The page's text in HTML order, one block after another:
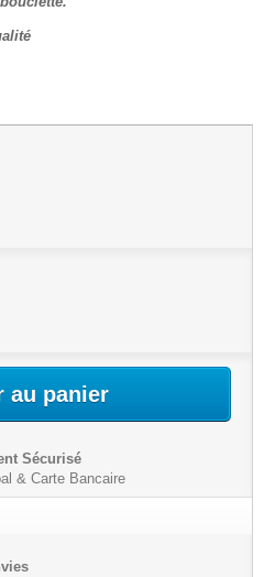
au panier
Sécurisé
& Carte Bancaire